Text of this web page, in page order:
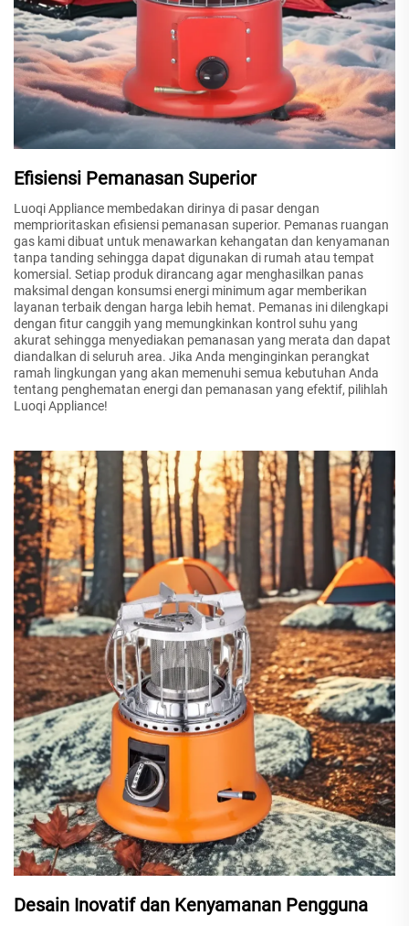
Efisiensi Pemanasan Superior
Luoqi Appliance membedakan dirinya di pasar dengan
memprioritaskan efisiensi pemanasan superior. Pemanas ruangan
gas kami dibuat untuk menawarkan kehangatan dan kenyamanan
tanpa tanding sehingga dapat digunakan di rumah atau tempat
komersial. Setiap produk dirancang agar menghasilkan panas
maksimal dengan konsumsi energi minimum agar memberikan
layanan terbaik dengan harga lebih hemat. Pemanas ini dilengkapi
dengan fitur canggih yang memungkinkan kontrol suhu yang
akurat sehingga menyediakan pemanasan yang merata dan dapat
diandalkan di seluruh area. Jika Anda menginginkan perangkat
ramah lingkungan yang akan memenuhi semua kebutuhan Anda
tentang penghematan energi dan pemanasan yang efektif, pilihlah
Luoqi Appliance!
Desain Inovatif dan Kenyamanan Pengguna